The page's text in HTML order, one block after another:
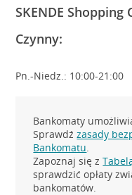
SKENDE
Czynny:
Pn.-Niedz.: 10:00-21:00
Bankomaty
Sprawdźzasady
Bankomatu.
Zapoznaj się z
sprawdzić opłaty
bankomatów.